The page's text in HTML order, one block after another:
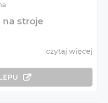
na stroje
czytaj więcej